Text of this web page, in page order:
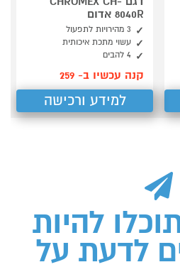
8040R אדום
3 מהירויות לתפעול
עשוי מתכת איכותית
4 להבים
קנה עכשיו ב- 259
למידע ורכישה
להיות
לדעת על